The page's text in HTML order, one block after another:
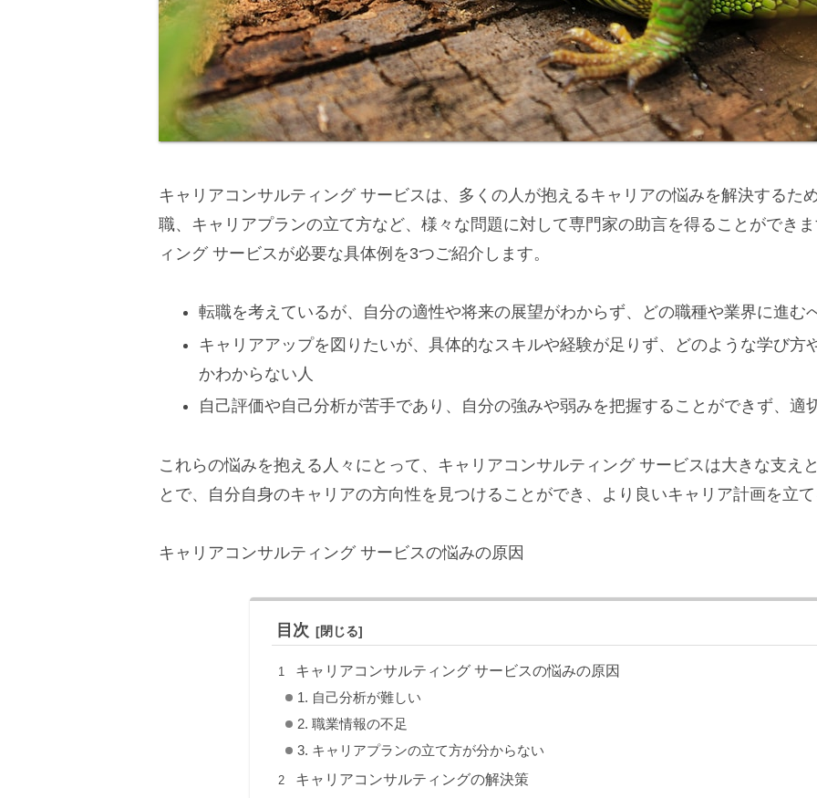
キャリアコンサルティング サービスは、多くの人が抱えるキャリアの悩みを解決するた
職、キャリアプランの立て方など、様々な問題に対して専門家の助言を得ることができ
ィング サービスが必要な具体例を3つご紹介します。
転職を考えているが、自分の適性や将来の展望がわからず、どの職種や業界に進む
キャリアアップを図りたいが、具体的なスキルや経験が足りず、どのような学び方
かわからない人
自己評価や自己分析が苦手であり、自分の強みや弱みを把握することができず、適
これらの悩みを抱える人々にとって、キャリアコンサルティング サービスは大きな支え
とで、自分自身のキャリアの方向性を見つけることができ、より良いキャリア計画を立て
キャリアコンサルティング サービスの悩みの原因
目次
キャリアコンサルティング サービスの悩みの原因
1. 自己分析が難しい
2. 職業情報の不足
3. キャリアプランの立て方が分からない
キャリアコンサルティングの解決策